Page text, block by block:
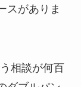
スがありま
相談が何百